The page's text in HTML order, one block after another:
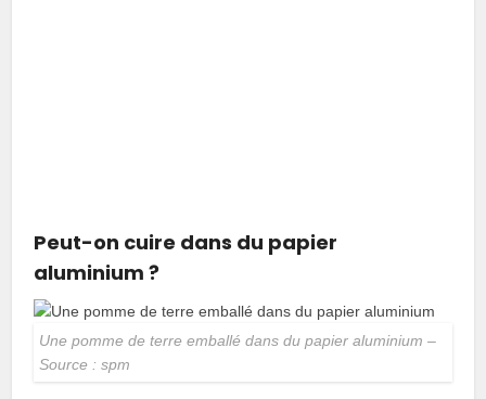
Peut-on cuire dans du papier
aluminium ?
Une pomme de terre emballé dans du papier aluminium –
Source : spm